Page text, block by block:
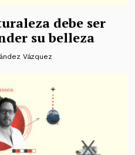
debe ser
su belleza
Vázquez